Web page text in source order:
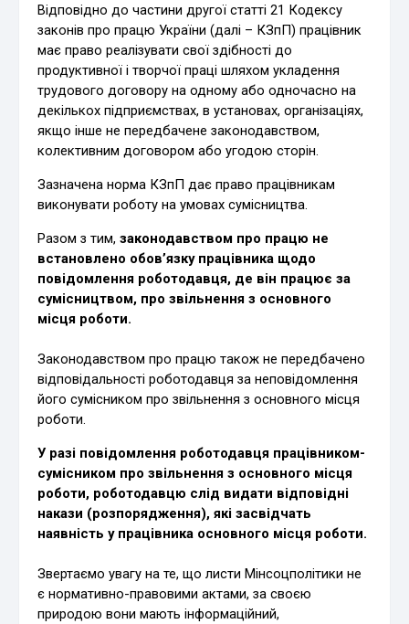
Відповідно до частини другої статті 21 Кодексу
законів про працю України (далі – КЗпП) працівник
має право реалізувати свої здібності до
продуктивної і творчої праці шляхом укладення
трудового договору на одному або одночасно на
декількох підприємствах, в установах, організаціях,
якщо інше не передбачене законодавством,
колективним договором або угодою сторін.
Зазначена норма КЗпП дає право працівникам
виконувати роботу на умовах сумісництва.
Разом з тим,законодавством про працю не
встановлено обов’язку працівника щодо
повідомлення роботодавця, де він працює за
сумісництвом, про звільнення з основного
місця роботи.
Законодавством про працю також не передбачено
відповідальності роботодавця за неповідомлення
його сумісником про звільнення з основного місця
роботи.
У разі повідомлення роботодавця працівником-
сумісником про звільнення з основного місця
роботи, роботодавцю слід видати відповідні
накази (розпорядження), які засвідчать
наявність у працівника основного місця роботи.
Звертаємо увагу на те, що листи Мінсоцполітики не
є нормативно-правовими актами, за своєю
природою вони мають інформаційний,